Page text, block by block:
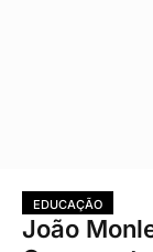
EDUCAÇÃO
João